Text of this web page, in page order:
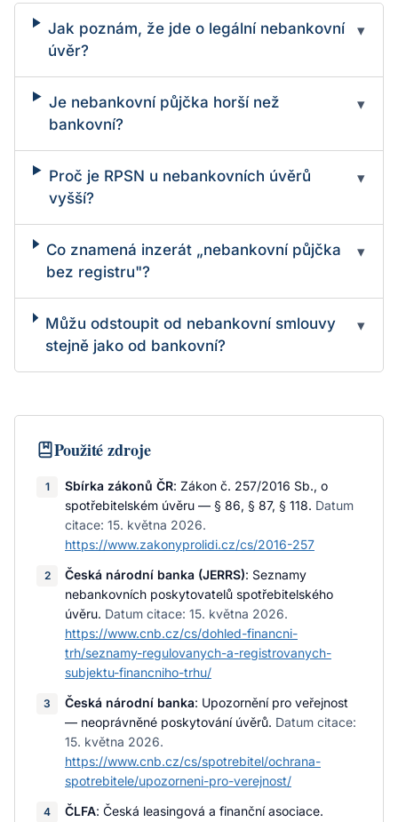
Jak poznám, že jde o legální nebankovní
úvěr?
▾
Je nebankovní půjčka horší než
bankovní?
▾
Proč je RPSN u nebankovních úvěrů
vyšší?
▾
Co znamená inzerát „nebankovní půjčka
bez registru"?
▾
Můžu odstoupit od nebankovní smlouvy
stejně jako od bankovní?
▾
Použité zdroje
1 Sbírka zákonů ČR: Zákon č. 257/2016 Sb., o
spotřebitelském úvěru — § 86, § 87, § 118. Datum
citace: 15. května 2026.
https://www.zakonyprolidi.cz/cs/2016-257
2 Česká národní banka (JERRS): Seznamy
nebankovních poskytovatelů spotřebitelského
úvěru. Datum citace: 15. května 2026.
https://www.cnb.cz/cs/dohled-financni-
trh/seznamy-regulovanych-a-registrovanych-
subjektu-financniho-trhu/
3 Česká národní banka: Upozornění pro veřejnost
— neoprávněné poskytování úvěrů. Datum citace:
15. května 2026.
https://www.cnb.cz/cs/spotrebitel/ochrana-
spotrebitele/upozorneni-pro-verejnost/
4 ČLFA: Česká leasingová a finanční asociace.